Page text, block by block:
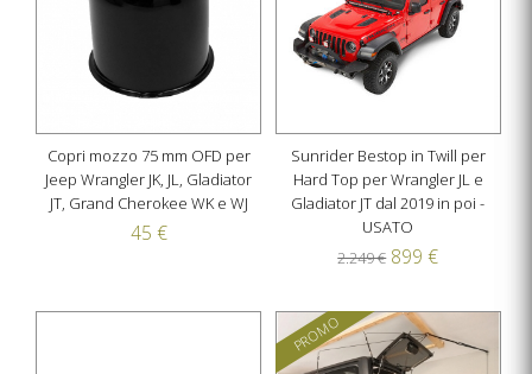
Copri mozzo 75 mm OFD per
Jeep Wrangler JK, JL, Gladiator
JT, Grand Cherokee WK e WJ
45 €
Sunrider Bestop in Twill per
Hard Top per Wrangler JL e
Gladiator JT dal 2019 in poi -
USATO
2.249 € 899 €
PROMO